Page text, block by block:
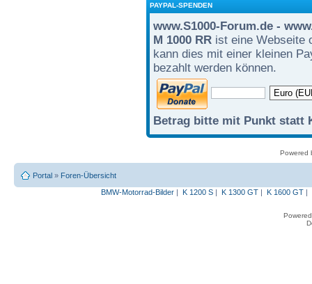
PAYPAL-SPENDEN
www.S1000-Forum.de -
M 1000 RR ist eine Webseite
kann dies mit einer kleinen
bezahlt werden können.
Betrag bitte mit Punkt statt
Powered
Portal » Foren-Übersicht
BMW-Motorrad-Bilder| K 1200 S| K 1300 GT| K 1600 GT|